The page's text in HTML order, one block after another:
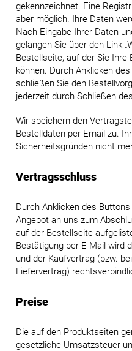
gekennzeichnet. Eine
aber möglich. Ihre Daten
Nach Eingabe Ihrer Daten
gelangen Sie über den Link
Bestellseite, auf der Sie
können. Durch Anklicken
schließen Sie den
jederzeit durch Schließen
Wir speichern den
Bestelldaten per Email zu.
Sicherheitsgründen nicht
Vertragsschluss
Durch Anklicken des Buttons
Angebot an uns zum
auf der Bestellseite
Bestätigung per E-Mail wird
und der Kaufvertrag (bzw.
Liefervertrag)
Preise
Die auf den Produktseiten
gesetzliche Umsatzsteuer